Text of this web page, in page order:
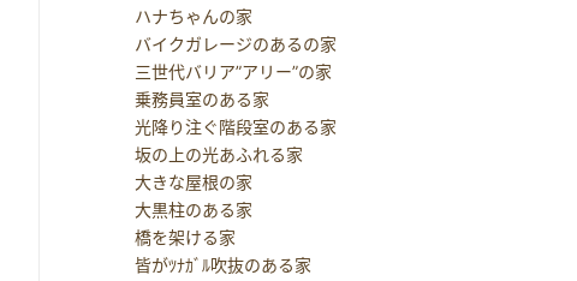
ハナちゃんの家
バイクガレージのあるの家
三世代バリア”アリー”の家
乗務員室のある家
光降り注ぐ階段室のある家
坂の上の光あふれる家
大きな屋根の家
大黒柱のある家
橋を架ける家
皆がﾂﾅｶﾞﾙ吹抜のある家